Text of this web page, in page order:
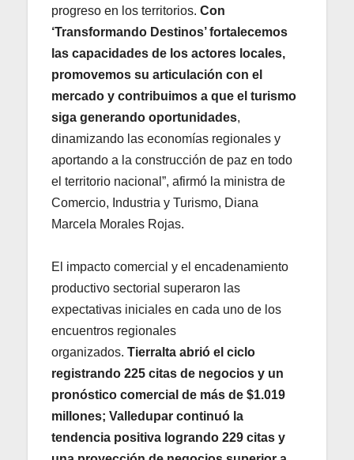
progreso en los territorios. Con
‘Transformando Destinos’ fortalecemos
las capacidades de los actores locales,
promovemos su articulación con el
mercado y contribuimos a que el turismo
siga generando oportunidades,
dinamizando las economías regionales y
aportando a la construcción de paz en todo
el territorio nacional”, afirmó la ministra de
Comercio, Industria y Turismo, Diana
Marcela Morales Rojas.
El impacto comercial y el encadenamiento
productivo sectorial superaron las
expectativas iniciales en cada uno de los
encuentros regionales
organizados. Tierralta abrió el ciclo
registrando 225 citas de negocios y un
pronóstico comercial de más de $1.019
millones; Valledupar continuó la
tendencia positiva logrando 229 citas y